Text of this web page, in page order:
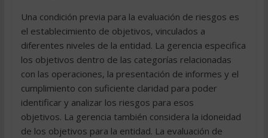
Una condición previa para la evaluación de riesgos es
el establecimiento de objetivos, vinculados a
diferentes niveles de la entidad. La gerencia especifica
los objetivos dentro de las categorías relacionadas
con las operaciones, la presentación de informes y el
cumplimiento con suficiente claridad para poder
identificar y analizar los riesgos para esos
objetivos. La gerencia también considera la idoneidad
de los objetivos para la entidad. La evaluación de